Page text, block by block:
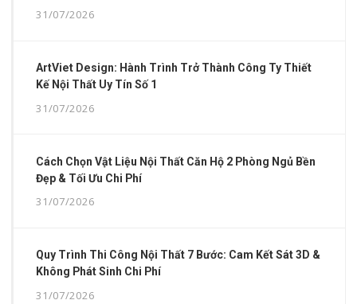
31/07/2026
ArtViet Design: Hành Trình Trở Thành Công Ty Thiết
Kế Nội Thất Uy Tín Số 1
31/07/2026
Cách Chọn Vật Liệu Nội Thất Căn Hộ 2 Phòng Ngủ Bền
Đẹp & Tối Ưu Chi Phí
31/07/2026
Quy Trình Thi Công Nội Thất 7 Bước: Cam Kết Sát 3D &
Không Phát Sinh Chi Phí
31/07/2026